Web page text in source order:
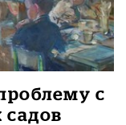
с
садов